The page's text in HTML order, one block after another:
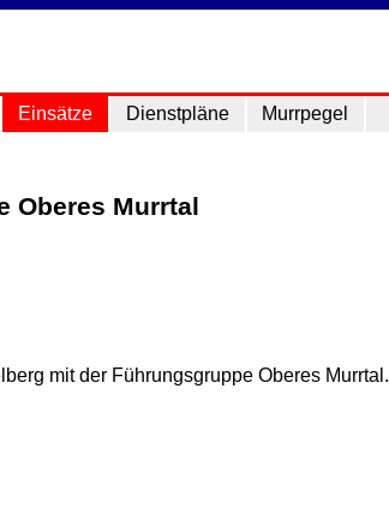
Einsätze Dienstpläne Murrpegel
Oberes Murrtal
mit der Führungsgruppe Oberes Murrtal.